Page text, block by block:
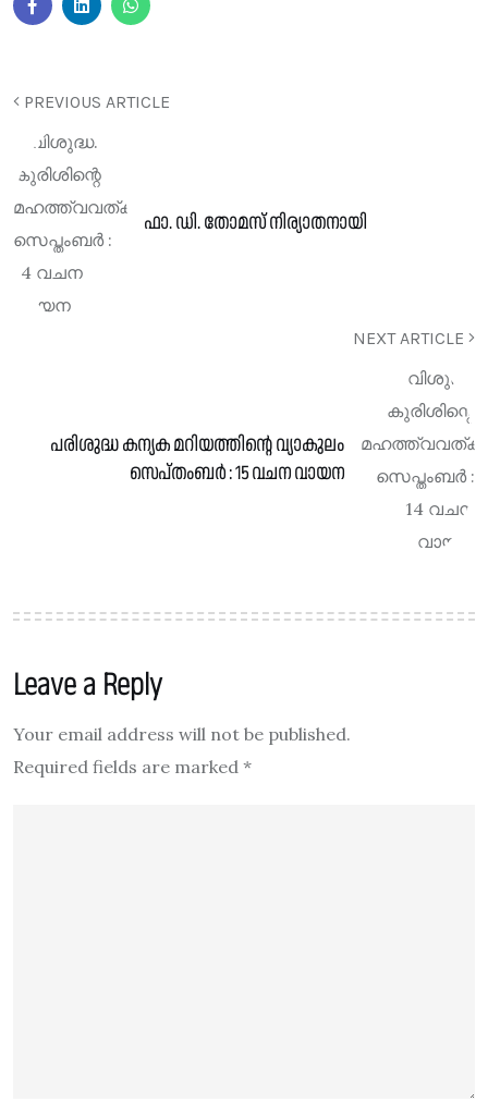
PREVIOUS ARTICLE
ഫാ. ഡി. തോമസ് നിര്യാതനായി
NEXT ARTICLE
പരിശുദ്ധ കന്യക മറിയത്തിന്റെ വ്യാകുലം
സെപ്തംബർ : 15 വചന വായന
Leave a Reply
Your email address will not be published.
Required fields are marked *